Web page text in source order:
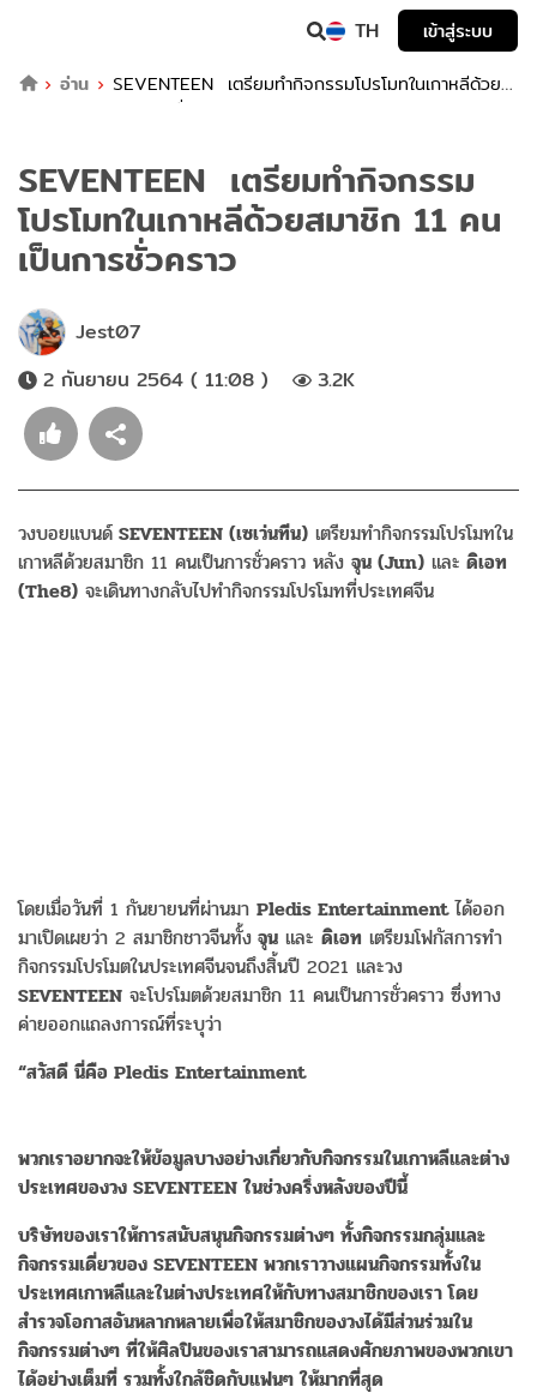
TH
เข้าสู่ระบบ
อ่าน
SEVENTEEN เตรียมทำกิจกรรมโปรโมทในเกาหลีด้วย
สมาชิก 11 คนเป็นการชั่วคราว
SEVENTEEN เตรียมทำกิจกรรม
โปรโมทในเกาหลีด้วยสมาชิก 11 คน
เป็นการชั่วคราว
Jest07
2 กันยายน 2564 ( 11:08 )
3.2K
วงบอยแบนด์ SEVENTEEN (เซเว่นทีน) เตรียมทำกิจกรรมโปรโมทใน
เกาหลีด้วยสมาชิก 11 คนเป็นการชั่วคราว หลัง จุน (Jun) และ ดิเอท
(The8) จะเดินทางกลับไปทำกิจกรรมโปรโมทที่ประเทศจีน
โดยเมื่อวันที่ 1 กันยายนที่ผ่านมา Pledis Entertainmentได้ออก
มาเปิดเผยว่า 2 สมาชิกชาวจีนทั้ง จุน และ ดิเอท เตรียมโฟกัสการทำ
กิจกรรมโปรโมตในประเทศจีนจนถึงสิ้นปี 2021 และวง
SEVENTEEN จะโปรโมตด้วยสมาชิก 11 คนเป็นการชั่วคราว ซึ่งทาง
ค่ายออกแถลงการณ์ที่ระบุว่า
“สวัสดี นี่คือ Pledis Entertainment
พวกเราอยากจะให้ข้อมูลบางอย่างเกี่ยวกับกิจกรรมในเกาหลีและต่าง
ประเทศของวง SEVENTEEN ในช่วงครึ่งหลังของปีนี้
บริษัทของเราให้การสนับสนุนกิจกรรมต่างๆ ทั้งกิจกรรมกลุ่มและ
กิจกรรมเดี่ยวของ SEVENTEEN พวกเราวางแผนกิจกรรมทั้งใน
ประเทศเกาหลีและในต่างประเทศให้กับทางสมาชิกของเรา โดย
สำรวจโอกาสอันหลากหลายเพื่อให้สมาชิกของวงได้มีส่วนร่วมใน
กิจกรรมต่างๆ ที่ให้ศิลปินของเราสามารถแสดงศักยภาพของพวกเขา
ได้อย่างเต็มที่ รวมทั้งใกล้ชิดกับแฟนๆ ให้มากที่สุด